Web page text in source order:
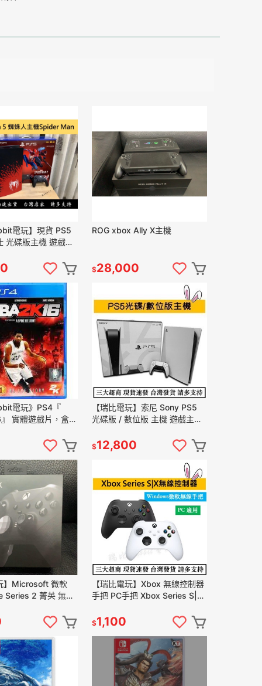
電玩】現貨 PS5
光碟版主機 遊戲主
ROG xbox Ally X主機
$28,000
電玩》PS4『
實體遊戲片，盒裝
【瑞比電玩】索尼 Sony PS5
光碟版 / 數位版 主機 遊戲主機
$12,800
】Microsoft 微軟
Series 2 菁英 無線
【瑞比電玩】Xbox 無線控制器
手把 PC手把 Xbox Series S|X
$1,100